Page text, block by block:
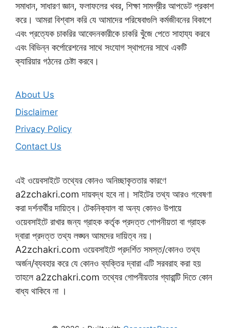
সমাধান, সাধারণ জ্ঞান, ফলাফলের খবর, শিক্ষা সামগ্রীর আপডেট প্রকাশ
করে। আমরা বিশ্বাস করি যে আমাদের পরিষেবাগুলি কর্মজীবনের বিকাশে
এবং প্রত্যেক চাকরির আবেদনকারীকে চাকরি খুঁজে পেতে সাহায্য করবে
এবং বিভিন্ন কর্পোরেশনের সাথে সংযোগ স্থাপনের সাথে একটি
ক্যারিয়ার গঠনের চেষ্টা করবে।
About Us
Disclaimer
Privacy Policy
Contact Us
এই ওয়েবসাইটে তথ্যের কোনও অনিচ্ছাকৃততার কারণে
a2zchakri.com দায়বদ্ধ হবে না। সাইটের তথ্য আরও গবেষণা
করা দর্শনার্থীর দায়িত্ব। টেকনিক্যাল বা অন্য কোনও উপায়ে
ওয়েবসাইটে রাখার জন্য গ্রাহক কর্তৃক প্রদত্ত গোপনীয়তা বা গ্রাহক
দ্বারা প্রদত্ত তথ্য লঙ্ঘন আমদের দায়িত্ব নয়।
A2zchakri.com ওয়েবসাইটে প্রদর্শিত সমস্ত/কোনও তথ্য
অর্জন/ব্যবহার করে যে কোনও ব্যক্তির দ্বারা এটি সরবরাহ করা হয়
তাহলে a2zchakri.com তথ্যের গোপনীয়তার গ্যারান্টি দিতে কোন
বাধ্য থাকিবে না ।